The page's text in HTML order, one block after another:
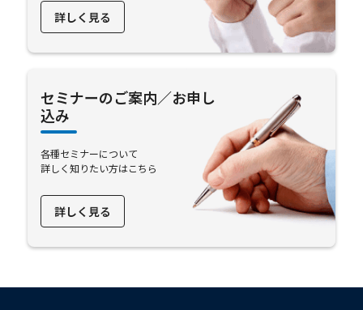
詳しく見る
セミナーのご案内／お申し
込み
各種セミナーについて
詳しく知りたい方はこちら
詳しく見る